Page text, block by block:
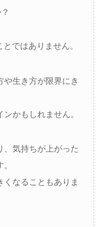
ではありません。
生き方が限界にき
かもしれません。
、気持ちが上がった
なることもありま